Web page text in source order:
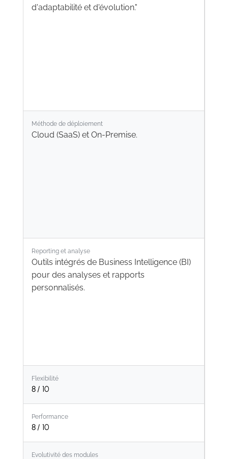
d'adaptabilité et d'évolution."
Méthode de déploiement
Cloud (SaaS) et On-Premise.
Reporting et analyse
Outils intégrés de Business Intelligence (BI)
pour des analyses et rapports
personnalisés.
Flexibilité
8 / 10
Performance
8 / 10
Evolutivité des modules